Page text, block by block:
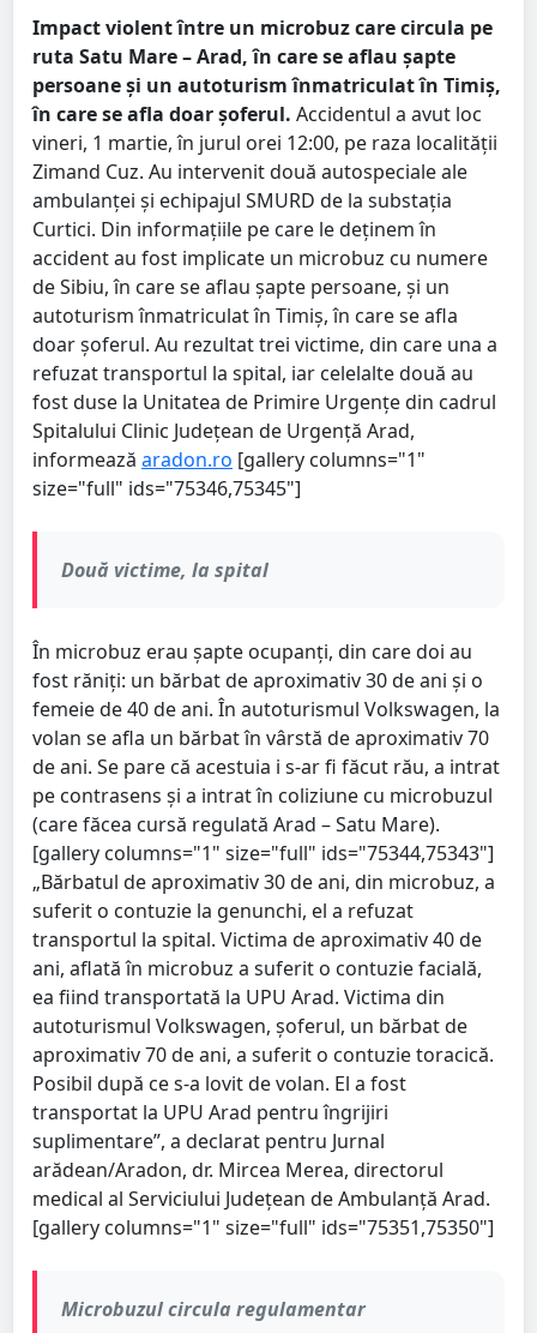
Impact violent între un microbuz care circula pe
ruta Satu Mare – Arad, în care se aflau șapte
persoane și un autoturism înmatriculat în Timiş,
în care se afla doar șoferul. Accidentul a avut loc
vineri, 1 martie, în jurul orei 12:00, pe raza localității
Zimand Cuz. Au intervenit două autospeciale ale
ambulanței și echipajul SMURD de la substația
Curtici. Din informațiile pe care le deținem în
accident au fost implicate un microbuz cu numere
de Sibiu, în care se aflau șapte persoane, și un
autoturism înmatriculat în Timiş, în care se afla
doar șoferul. Au rezultat trei victime, din care una a
refuzat transportul la spital, iar celelalte două au
fost duse la Unitatea de Primire Urgenţe din cadrul
Spitalului Clinic Județean de Urgență Arad,
informează aradon.ro [gallery columns="1"
size="full" ids="75346,75345"]
Două victime, la spital
În microbuz erau șapte ocupanți, din care doi au
fost răniți: un bărbat de aproximativ 30 de ani și o
femeie de 40 de ani. În autoturismul Volkswagen, la
volan se afla un bărbat în vârstă de aproximativ 70
de ani. Se pare că acestuia i s-ar fi făcut rău, a intrat
pe contrasens și a intrat în coliziune cu microbuzul
(care făcea cursă regulată Arad – Satu Mare).
[gallery columns="1" size="full" ids="75344,75343"]
„Bărbatul de aproximativ 30 de ani, din microbuz, a
suferit o contuzie la genunchi, el a refuzat
transportul la spital. Victima de aproximativ 40 de
ani, aflată în microbuz a suferit o contuzie facială,
ea fiind transportată la UPU Arad. Victima din
autoturismul Volkswagen, șoferul, un bărbat de
aproximativ 70 de ani, a suferit o contuzie toracică.
Posibil după ce s-a lovit de volan. El a fost
transportat la UPU Arad pentru îngrijiri
suplimentare”, a declarat pentru Jurnal
arădean/Aradon, dr. Mircea Merea, directorul
medical al Serviciului Județean de Ambulanță Arad.
[gallery columns="1" size="full" ids="75351,75350"]
Microbuzul circula regulamentar